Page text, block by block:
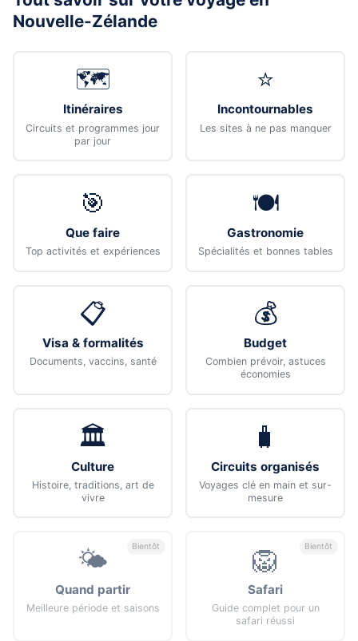
Nouvelle-Zélande
🗺️
Itinéraires
Circuits et programmes jour
par jour
⭐
Incontournables
Les sites à ne pas manquer
🎯
Que faire
Top activités et expériences
🍽️
Gastronomie
Spécialités et bonnes tables
📋
Visa & formalités
Documents, vaccins, santé
💰
Budget
Combien prévoir, astuces
économies
🏛️
Culture
Histoire, traditions, art de
vivre
🧳
Circuits organisés
Voyages clé en main et sur-
mesure
🌤️
Quand partir
Meilleure période et saisons
Bientôt 🦁
Safari
Guide complet pour un
safari réussi
Bientôt